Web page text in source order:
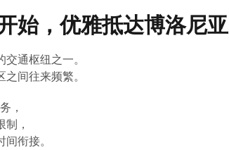
始，优雅抵达博洛尼亚
通枢纽之一。
间往来频繁。
，
，
衔接。